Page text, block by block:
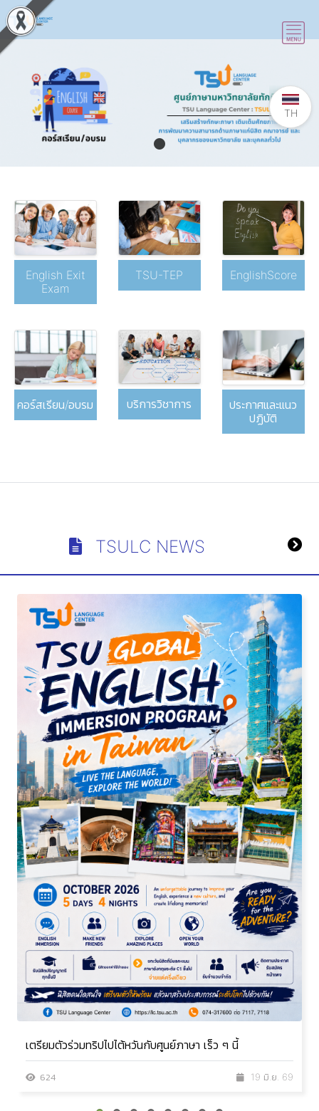
English Exit
Exam
TSU-TEP EnglishScore
คอร์สเรียน/อบรม บริการวิชาการ
ประกาศและแนว
ปฏิบัติ
TSULC NEWS
เตรียมตัวร่วมทริปไปไต้หวันกับศูนย์ภาษา เร็ว ๆ นี้
624 19 มิ.ย. 69
TH